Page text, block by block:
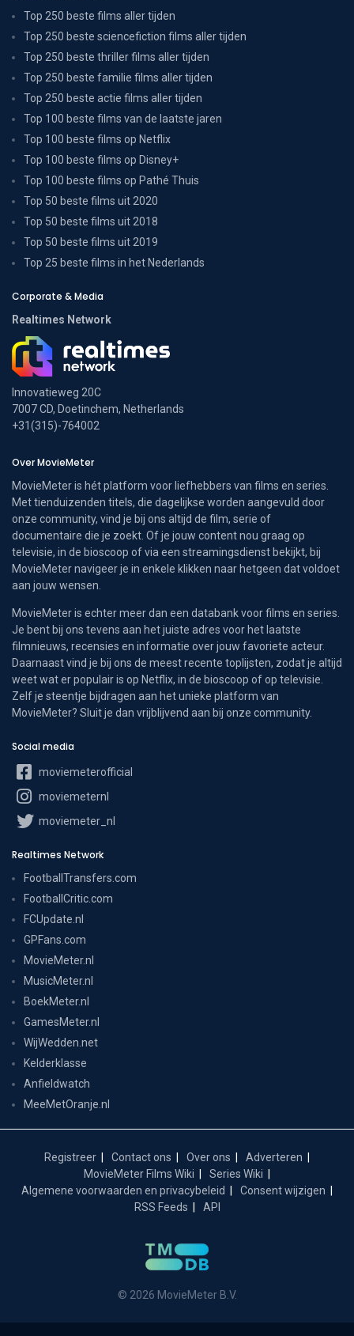
Top 250 beste films aller tijden
Top 250 beste sciencefiction films aller tijden
Top 250 beste thriller films aller tijden
Top 250 beste familie films aller tijden
Top 250 beste actie films aller tijden
Top 100 beste films van de laatste jaren
Top 100 beste films op Netflix
Top 100 beste films op Disney+
Top 100 beste films op Pathé Thuis
Top 50 beste films uit 2020
Top 50 beste films uit 2018
Top 50 beste films uit 2019
Top 25 beste films in het Nederlands
Corporate & Media
Realtimes Network
Innovatieweg 20C
7007 CD, Doetinchem, Netherlands
+31(315)-764002
Over MovieMeter
MovieMeter is hét platform voor liefhebbers van films en series.
Met tienduizenden titels, die dagelijkse worden aangevuld door
onze community, vind je bij ons altijd de film, serie of
documentaire die je zoekt. Of je jouw content nou graag op
televisie, in de bioscoop of via een streamingsdienst bekijkt, bij
MovieMeter navigeer je in enkele klikken naar hetgeen dat voldoet
aan jouw wensen.
MovieMeter is echter meer dan een databank voor films en series.
Je bent bij ons tevens aan het juiste adres voor het laatste
filmnieuws, recensies en informatie over jouw favoriete acteur.
Daarnaast vind je bij ons de meest recente toplijsten, zodat je altijd
weet wat er populair is op Netflix, in de bioscoop of op televisie.
Zelf je steentje bijdragen aan het unieke platform van
MovieMeter? Sluit je dan vrijblijvend aan bij onze community.
Social media
moviemeterofficial
moviemeternl
moviemeter_nl
Realtimes Network
FootballTransfers.com
FootballCritic.com
FCUpdate.nl
GPFans.com
MovieMeter.nl
MusicMeter.nl
BoekMeter.nl
GamesMeter.nl
WijWedden.net
Kelderklasse
Anfieldwatch
MeeMetOranje.nl
Registreer Contact ons Over ons
Adverteren
MovieMeter Films Wiki
Series Wiki
Algemene voorwaarden en privacybeleid
Consent wijzigen
RSS Feeds
API
© 2026 MovieMeter B.V.